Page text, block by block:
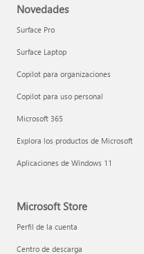
Novedades
Surface Pro
Surface Laptop
Copilot para organizaciones
Copilot para uso personal
Microsoft 365
Explora los productos de Microsoft
Aplicaciones de Windows 11
Microsoft Store
Perfil de la cuenta
Centro de descarga